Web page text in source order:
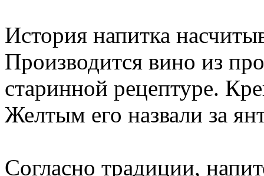
История напитка
Производится вино из
старинной рецептуре.
Желтым его назвали за
Согласно традиции,